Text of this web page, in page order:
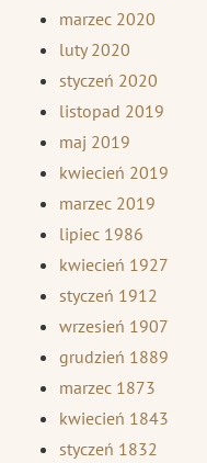
marzec 2020
luty 2020
styczeń 2020
listopad 2019
maj 2019
kwiecień 2019
marzec 2019
lipiec 1986
kwiecień 1927
styczeń 1912
wrzesień 1907
grudzień 1889
marzec 1873
kwiecień 1843
styczeń 1832